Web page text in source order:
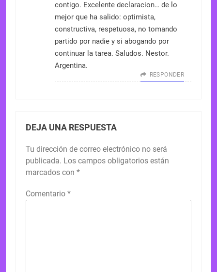
contigo. Excelente declaracion… de lo
mejor que ha salido: optimista,
constructiva, respetuosa, no tomando
partido por nadie y si abogando por
continuar la tarea. Saludos. Nestor.
Argentina.
RESPONDER
DEJA UNA RESPUESTA
Tu dirección de correo electrónico no será
publicada. Los campos obligatorios están
marcados con *
Comentario *